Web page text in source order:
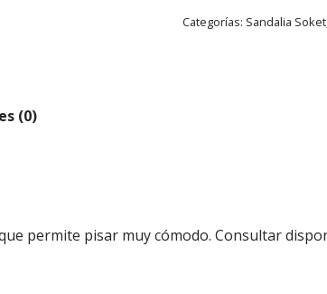
Categorías: Sandalia Soket
(0)
permite pisar muy cómodo. Consultar